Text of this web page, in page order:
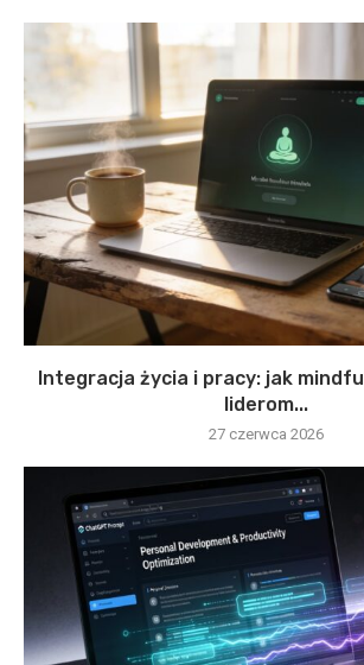
Integracja życia i pracy: jak
liderom...
27 czerwca 2026